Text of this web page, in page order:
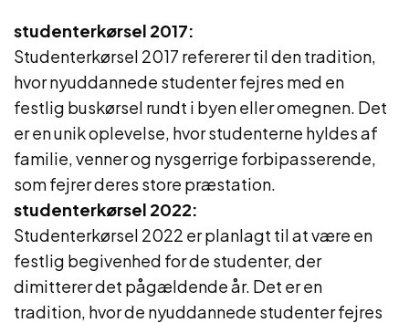
studenterkørsel 2017:
Studenterkørsel 2017 refererer til den tradition,
hvor nyuddannede studenter fejres med en
festlig buskørsel rundt i byen eller omegnen. Det
er en unik oplevelse, hvor studenterne hyldes af
familie, venner og nysgerrige forbipasserende,
som fejrer deres store præstation.
studenterkørsel 2022:
Studenterkørsel 2022 er planlagt til at være en
festlig begivenhed for de studenter, der
dimitterer det pågældende år. Det er en
tradition, hvor de nyuddannede studenter fejres